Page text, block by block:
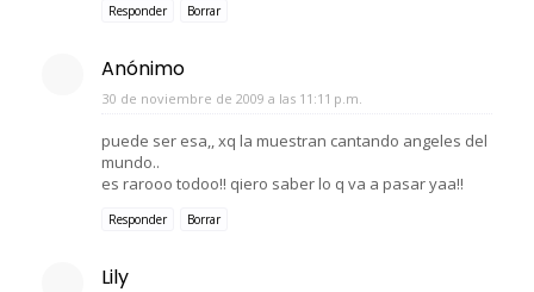
Responder Borrar
Anónimo
30 de noviembre de 2009 a las 11:11 p.m.
puede ser esa,, xq la muestran cantando angeles del
mundo..
es rarooo todoo!! qiero saber lo q va a pasar yaa!!
Responder Borrar
Lily